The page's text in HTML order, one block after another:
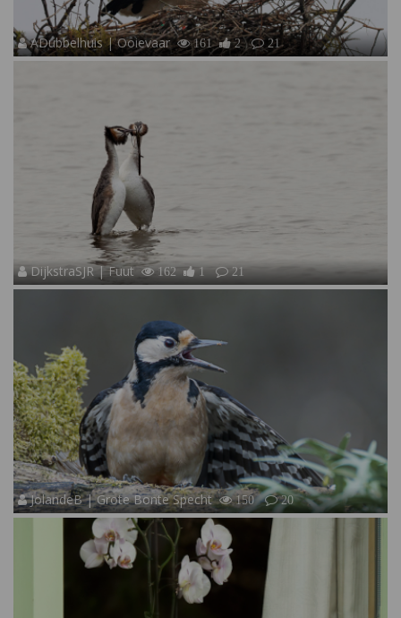
ADubbelhuis | Ooievaar 161 2 21
DijkstraSJR | Fuut 162 1 21
JolandeB | Grote Bonte Specht 150 20